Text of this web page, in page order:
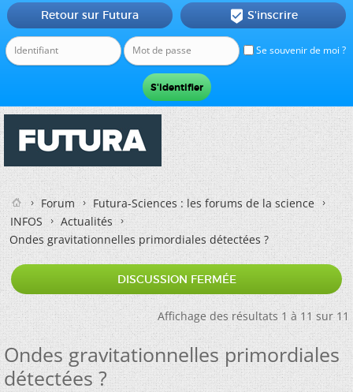
Se souvenir de moi ?
Retour sur Futura  S'inscrire
Forum
Futura-Sciences : les forums de la science
INFOS
Actualités
Ondes gravitationnelles primordiales détectées ?
DISCUSSION FERMÉE
Affichage des résultats 1 à 11 sur 11
Ondes gravitationnelles primordiales
détectées ?